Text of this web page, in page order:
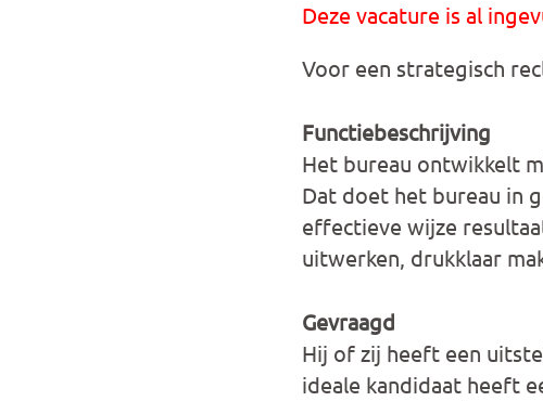
Deze vacature is al
Voor een strategisch
Functiebeschrijving
Het bureau ontwikkelt
Dat doet het bureau in
effectieve wijze
uitwerken, drukklaar
Gevraagd
Hij of zij heeft een
ideale kandidaat heeft